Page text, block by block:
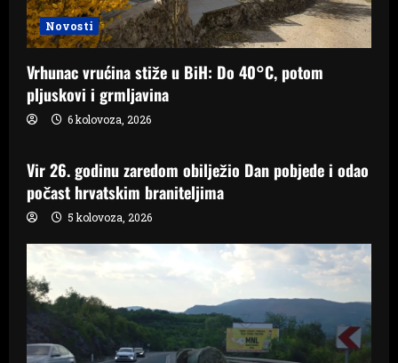
Novosti
Vrhunac vrućina stiže u BiH: Do 40°C, potom
pljuskovi i grmljavina
6 kolovoza, 2026
Samo Hercegovina
Vir 26. godinu zaredom obilježio Dan pobjede i odao
počast hrvatskim braniteljima
5 kolovoza, 2026